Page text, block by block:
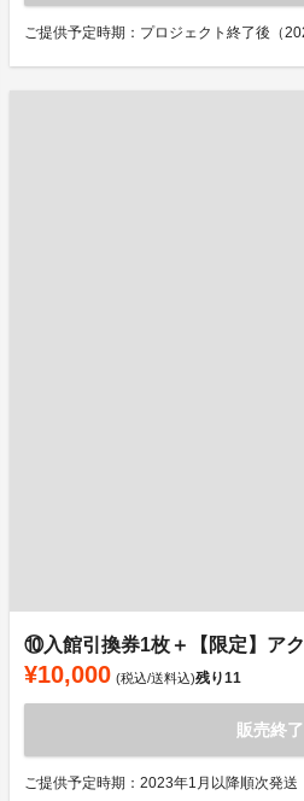
ご提供予定時期：プロジェクト終了後（
⑩入館引換券1枚＋【限定】ア
¥10,000 (税込/送料込)残り11
販売終了
ご提供予定時期：2023年1月以降順次発送